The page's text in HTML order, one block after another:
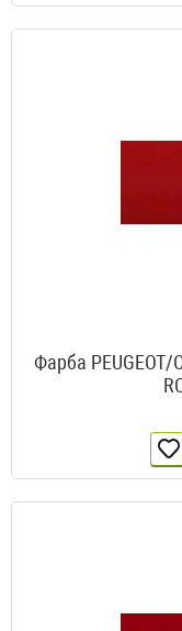
Фарба PEUGEOT/